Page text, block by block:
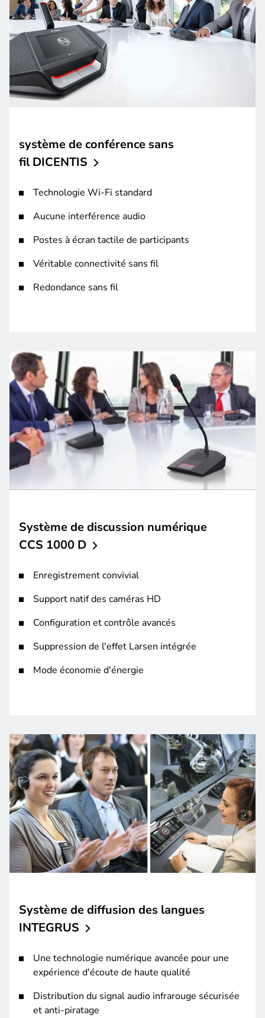
système de conférence sans
fil DICENTIS
Technologie Wi-Fi standard
Aucune interférence audio
Postes à écran tactile de participants
Véritable connectivité sans fil
Redondance sans fil
Système de discussion numérique
CCS 1000 D
Enregistrement convivial
Support natif des caméras HD
Configuration et contrôle avancés
Suppression de l'effet Larsen intégrée
Mode économie d'énergie
Système de diffusion des langues
INTEGRUS
Une technologie numérique avancée pour une
expérience d'écoute de haute qualité
Distribution du signal audio infrarouge sécurisée
et anti-piratage